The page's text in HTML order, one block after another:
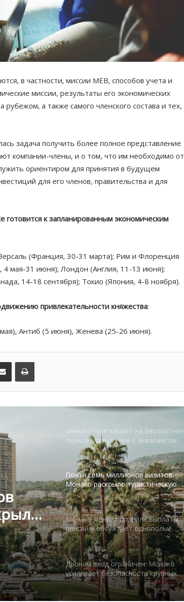
в частности, миссии MEB, способов учета и
миссии, результаты его экономических
а также самого членского состава и тех,
задача получить более полное представление
компании-члены, и о том, что им необходимо от
ориентиром для принятия в будущем
для его членов, правительства и для
готовится к запланированным экономическим
(Франция, 30-31 марта); Рим и Флоренция
4 мая-31 июня); Лондон (Англия, 11-13 июня);
14-18 сентября); Токио (Япония, 4-8 ноября).
привлекательности княжества:
Антиб (5 июня), Женева (25-26 июня).
Поделиться по электронной почте Распечатать
помог детям на пяти континентах
После финиша начинается главное:
Монако подсчитывает
экономическую ценность Гран-при
Формулы-1
драйвером роста индустрии
Шарлен посетили 77-й Бал
паузой
Монако приглашает на бесплатное
первое погружение с аквалангом
Почти семь миллионов визитов:
Монако раскрыло туристическую
статистику
Монако меняет правила выплаты
пенсий и обсуждает однополые
союзы
Дронам вход ограничен: Монако
усиливает безопасность крупных
мероприятий